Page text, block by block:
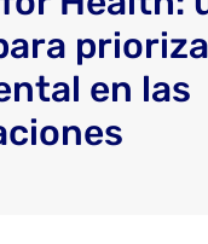
en las